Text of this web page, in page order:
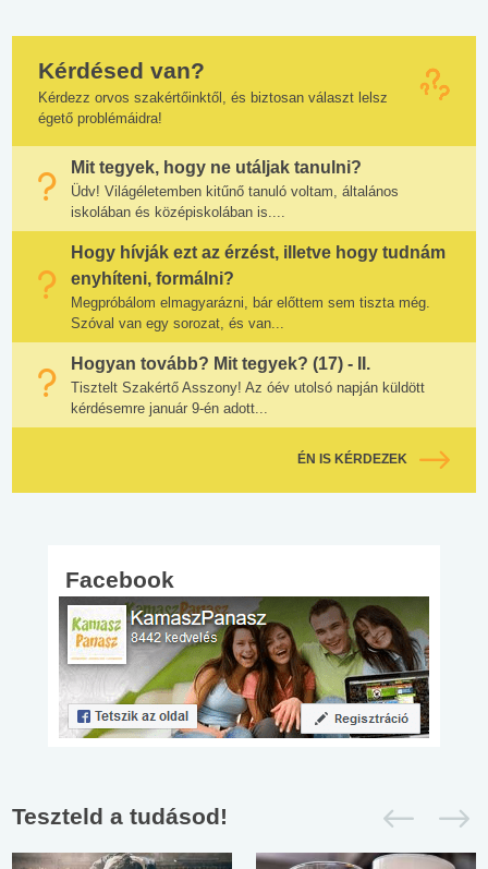
Kérdésed van?
Kérdezz orvos szakértőinktől, és biztosan választ lelsz
égető problémáidra!
Mit tegyek, hogy ne utáljak tanulni?
Üdv! Világéletemben kitűnő tanuló voltam, általános
iskolában és középiskolában is....
Hogy hívják ezt az érzést, illetve hogy tudnám
enyhíteni, formálni?
Megpróbálom elmagyarázni, bár előttem sem tiszta még.
Szóval van egy sorozat, és van...
Hogyan tovább? Mit tegyek? (17) - II.
Tisztelt Szakértő Asszony! Az óév utolsó napján küldött
kérdésemre január 9-én adott...
ÉN IS KÉRDEZEK
Facebook
Teszteld a tudásod!